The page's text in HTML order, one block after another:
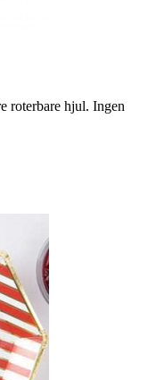
­roterbare hjul. Ingen